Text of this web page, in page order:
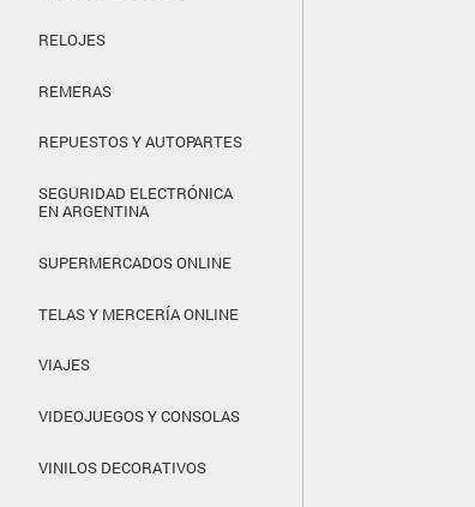
RELOJES
REMERAS
REPUESTOS Y AUTOPARTES
SEGURIDAD ELECTRÓNICA
EN ARGENTINA
SUPERMERCADOS ONLINE
TELAS Y MERCERÍA ONLINE
VIAJES
VIDEOJUEGOS Y CONSOLAS
VINILOS DECORATIVOS